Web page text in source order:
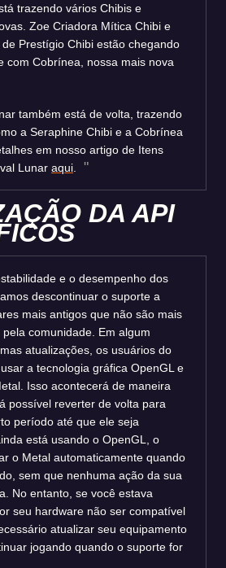
trazendo vários Chibis e
Zoe Criadora Mítica Chibi e
Prestígio Chibi estão chegando
com Cobrínea, nossa mais nova
também está de volta, trazendo
a Seraphine Chibi e a Cobrínea
em nosso artigo de Itens
Lunar aqui
DA API
e o desempenho dos
descontinuar o suporte a
mais antigos que não são mais
comunidade. Em algum
atualizações, os usuários do
a tecnologia gráfica OpenGL e
Isso acontecerá de maneira
possível reverter de volta para
período até que ele seja
está usando o OpenGL, o
o Metal automaticamente quando
sem que nenhuma ação da sua
No entanto, se você estava
seu hardware não ser compatível
atualizar seu equipamento
jogando quando o suporte for